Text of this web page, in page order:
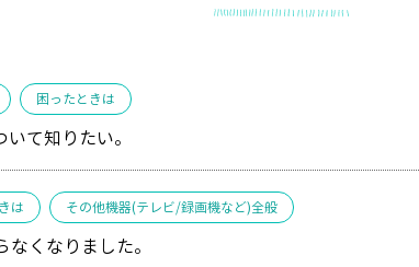
困ったときは
て知りたい。
は その他機器(テレビ/録画機など)全般
くなりました。